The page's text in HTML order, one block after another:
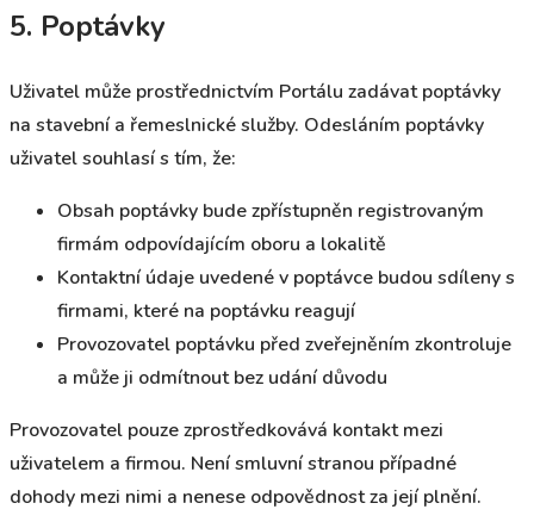
5. Poptávky
Uživatel může prostřednictvím Portálu zadávat poptávky
na stavební a řemeslnické služby. Odesláním poptávky
uživatel souhlasí s tím, že:
Obsah poptávky bude zpřístupněn registrovaným
firmám odpovídajícím oboru a lokalitě
Kontaktní údaje uvedené v poptávce budou sdíleny s
firmami, které na poptávku reagují
Provozovatel poptávku před zveřejněním zkontroluje
a může ji odmítnout bez udání důvodu
Provozovatel pouze zprostředkovává kontakt mezi
uživatelem a firmou. Není smluvní stranou případné
dohody mezi nimi a nenese odpovědnost za její plnění.